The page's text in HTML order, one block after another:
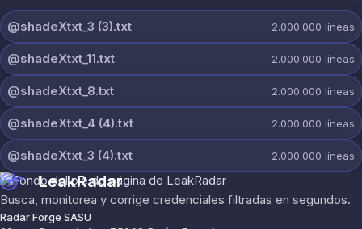
@shadeXtxt_3 (3).txt 2.000.000 líneas
@shadeXtxt_11.txt 2.000.000 líneas
@shadeXtxt_8.txt 2.000.000 líneas
@shadeXtxt_4 (4).txt 2.000.000 líneas
@shadeXtxt_3 (4).txt 2.000.000 líneas
LeakRadar
Busca, monitorea y corrige credenciales filtradas en segundos.
Radar Forge SASU